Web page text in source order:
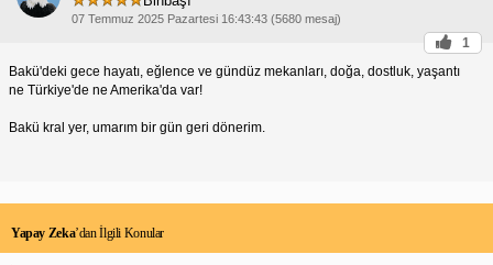
07 Temmuz 2025 Pazartesi 16:43:43 (5680 mesaj)
1
Bakü'deki gece hayatı, eğlence ve gündüz mekanları, doğa, dostluk, yaşantı
ne Türkiye'de ne Amerika'da var!
Bakü kral yer, umarım bir gün geri dönerim.
Yapay Zeka’dan İlgili Konular